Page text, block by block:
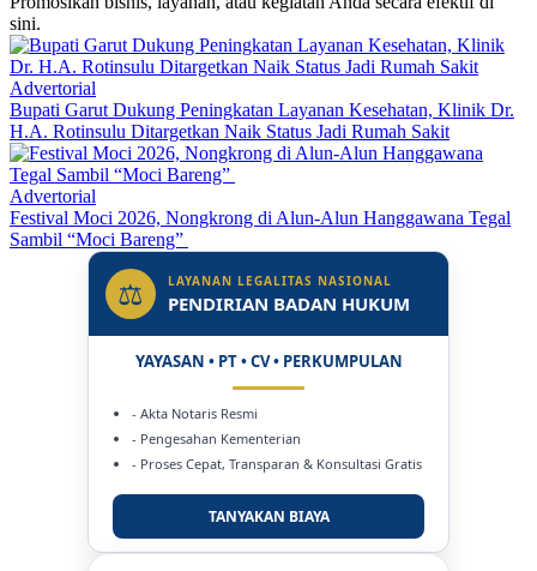
sini.
Advertorial
Bupati Garut Dukung Peningkatan Layanan Kesehatan, Klinik Dr.
H.A. Rotinsulu Ditargetkan Naik Status Jadi Rumah Sakit
Advertorial
Festival Moci 2026, Nongkrong di Alun-Alun Hanggawana Tegal
Sambil “Moci Bareng”
⚖ LAYANAN LEGALITAS NASIONAL
PENDIRIAN BADAN HUKUM
YAYASAN • PT • CV • PERKUMPULAN
- Akta Notaris Resmi
- Pengesahan Kementerian
- Proses Cepat, Transparan & Konsultasi Gratis
TANYAKAN BIAYA